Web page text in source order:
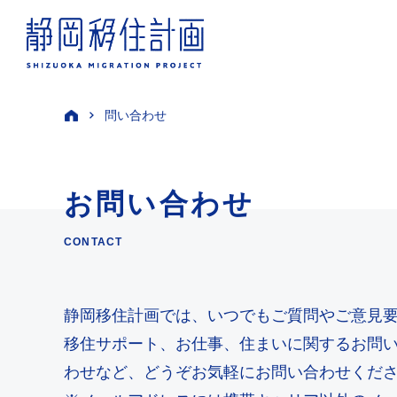
問い合わせ
お問い合わせ
CONTACT
静岡移住計画では、いつでもご質問やご意⾒
移住サポート、お仕事、住まいに関するお問
わせなど、どうぞお気軽にお問い合わせくだ